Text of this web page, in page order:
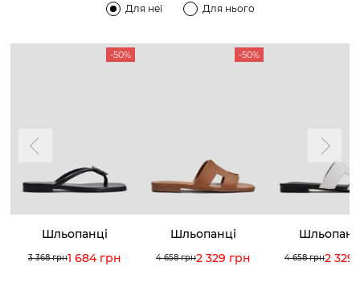
Для неї Для нього
-50%
Шльопанці
3 368 грн1 684 грн
-50%
Шльопанці
4 658 грн2 329 грн 4 658 грн2 329